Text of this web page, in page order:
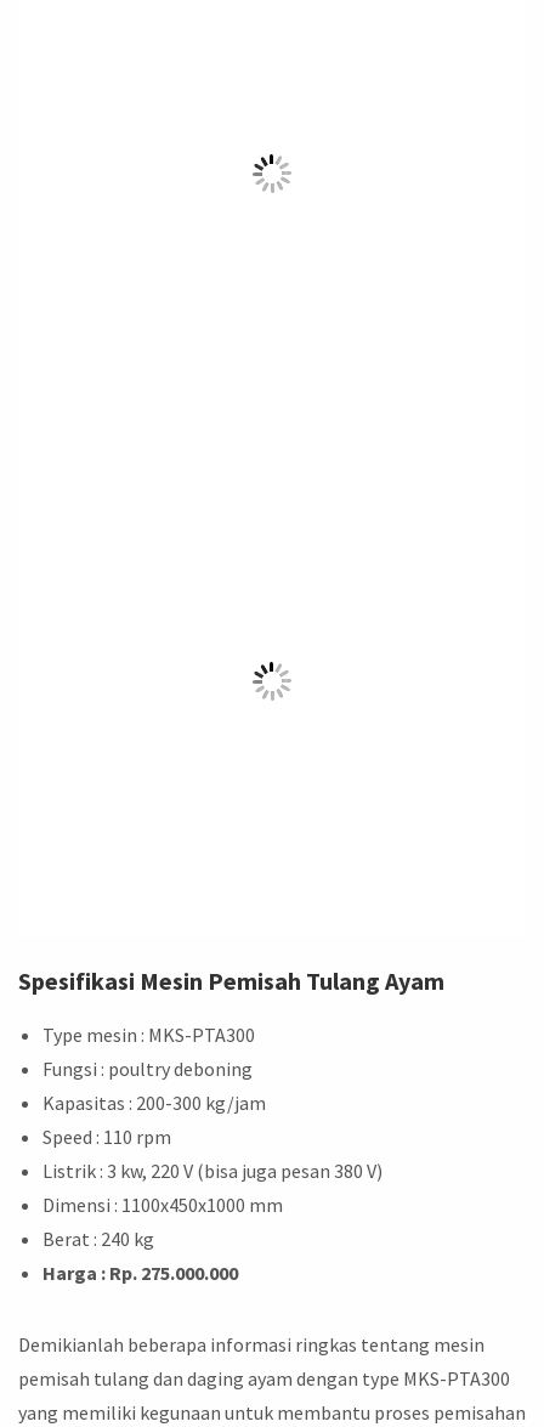
Spesifikasi Mesin Pemisah Tulang Ayam
Type mesin : MKS-PTA300
Fungsi : poultry deboning
Kapasitas : 200-300 kg/jam
Speed : 110 rpm
Listrik : 3 kw, 220 V (bisa juga pesan 380 V)
Dimensi : 1100x450x1000 mm
Berat : 240 kg
Harga : Rp. 275.000.000
Demikianlah beberapa informasi ringkas tentang mesin
pemisah tulang dan daging ayam dengan type MKS-PTA300
yang memiliki kegunaan untuk membantu proses pemisahan